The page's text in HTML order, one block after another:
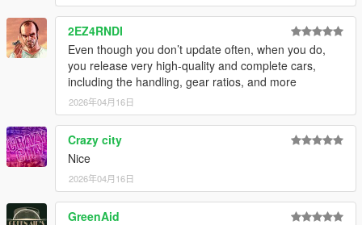
2EZ4RNDI
Even though you don’t update often, when you do,
you release very high-quality and complete cars,
including the handling, gear ratios, and more
2026年04月16日
Crazy city
Nice
2026年04月16日
GreenAid